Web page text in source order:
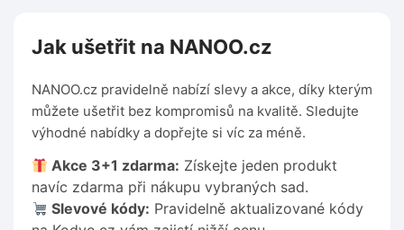
Jak ušetřit na NANOO.cz
NANOO.cz pravidelně nabízí slevy a akce, díky kterým
můžete ušetřit bez kompromisů na kvalitě. Sledujte
výhodné nabídky a dopřejte si víc za méně.
Akce 3+1 zdarma: Získejte jeden produkt
navíc zdarma při nákupu vybraných sad.
Slevové kódy: Pravidelně aktualizované kódy